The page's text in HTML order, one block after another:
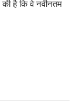
है कि वे नवीनतम